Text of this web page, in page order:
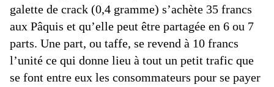
galette de crack (0,4 gramme) s’achète 35 francs
aux Pâquis et qu’elle peut être partagée en 6 ou 7
parts. Une part, ou taffe, se revend à 10 francs
l’unité ce qui donne lieu à tout un petit trafic que
se font entre eux les consommateurs pour se payer